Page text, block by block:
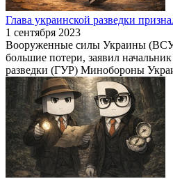
Глава украинской разведки
1 сентября 2023
Вооруженные силы Украины
большие потери, заявил
разведки (ГУР) Минобороны